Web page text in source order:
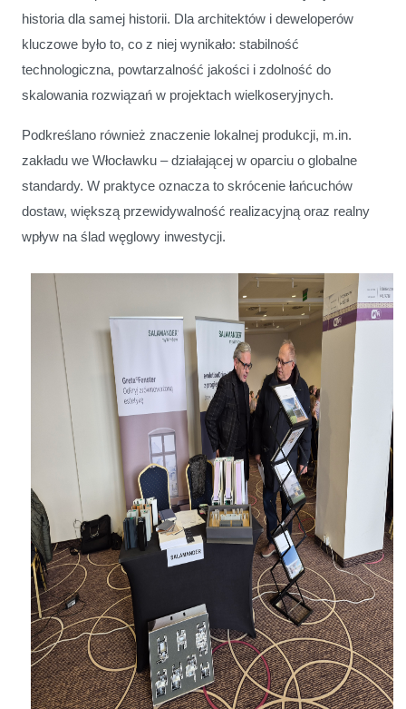
historia dla samej historii. Dla architektów i deweloperów
kluczowe było to, co z niej wynikało: stabilność
technologiczna, powtarzalność jakości i zdolność do
skalowania rozwiązań w projektach wielkoseryjnych.
Podkreślano również znaczenie lokalnej produkcji, m.in.
zakładu we Włocławku – działającej w oparciu o globalne
standardy. W praktyce oznacza to skrócenie łańcuchów
dostaw, większą przewidywalność realizacyjną oraz realny
wpływ na ślad węglowy inwestycji.